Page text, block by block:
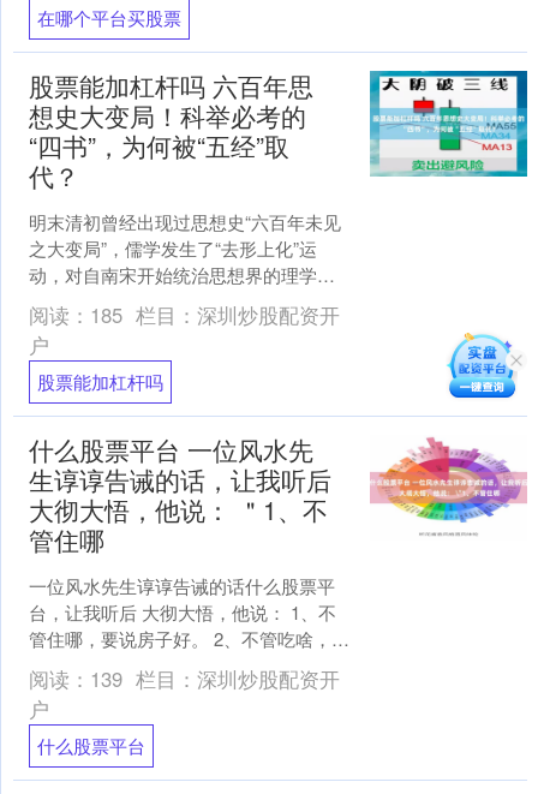
在哪个平台买股票
股票能加杠杆吗 六百年思
想史大变局！科举必考的
“四书”，为何被“五经”取
代？
明末清初曾经出现过思想史“六百年未见
之大变局”，儒学发生了“去形上化”运
动，对自南宋开始统治思想界的理学观
念发起了冲击，以至于将科举八股奉为
圭臬的“四书”也一同....
阅读： 185 栏目： 深圳炒股配资开
户
股票能加杠杆吗
什么股票平台 一位风水先
生谆谆告诫的话，让我听后
大彻大悟，他说： ＂1、不
管住哪
一位风水先生谆谆告诫的话什么股票平
台，让我听后 大彻大悟，他说： 1、不
管住哪，要说房子好。 2、不管吃啥，要
说饭菜香。 3、不管干啥，要说咱能行。
4、不管遇....
阅读： 139 栏目： 深圳炒股配资开
户
什么股票平台